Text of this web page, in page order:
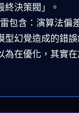
決策閥」。
包含：演算法偏
型幻覺造成的錯
為在優化，其實